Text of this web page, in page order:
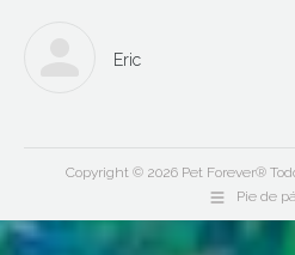
Eric
Copyright © 2026 Pet Forever®
Pie de